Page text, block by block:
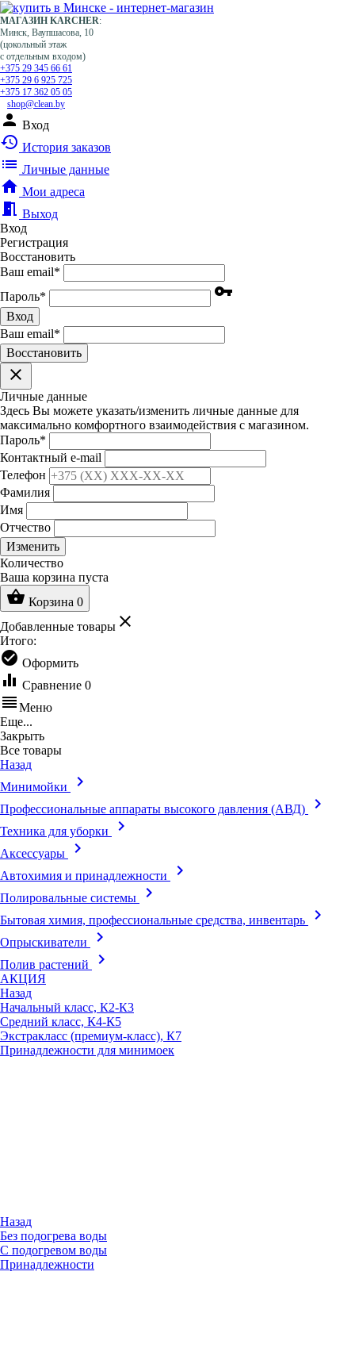
МАГАЗИН KARCHER:
Минск, Ваупшасова, 10
(цокольный этаж
с отдельным входом)
+375 29 345 66 61
+375 29 6 925 725
+375 17 362 05 05
shop@clean.by
person Вход
history История заказов
list Личные данные
home Мои адреса
meeting_room Выход
Вход
Регистрация
Восстановить
Ваш email*
Пароль* vpn_key
Вход
Ваш email*
Воcстановить
clear
Личные данные
Здесь Вы можете указать/изменить личные данные для
максимально комфортного взаимодействия с магазином.
Пароль*
Контактный e-mail
Телефон
Фамилия
Имя
Отчество
Изменить
Количество
Ваша корзина пуста
shopping_basket Корзина 0
Добавленные товары clear
Итого:
check_circle Оформить
equalizer Сравнение 0
reorderМеню
Еще...
Закрыть
Все товары
Назад
Минимойки
keyboard_arrow_right
Профессиональные аппараты высокого давления (АВД) keyboard_arrow_right
Техника для уборки keyboard_arrow_right
Аксессуары keyboard_arrow_right
Автохимия и принадлежности keyboard_arrow_right
Полировальные системы keyboard_arrow_right
Бытовая химия, профессиональные средства, инвентарь keyboard_arrow_right
Опрыскиватели keyboard_arrow_right
Полив растений keyboard_arrow_right
АКЦИЯ
Назад
Начальный класс, К2-К3
Средний класс, К4-К5
Экстракласс (премиум-класс), К7
Принадлежности для минимоек
Назад
Без подогрева воды
С подогревом воды
Принадлежности